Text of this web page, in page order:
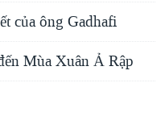
của ông Gadhafi
Mùa Xuân Ả Rập